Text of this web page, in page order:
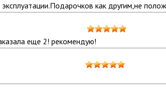
как другим,не
еще 2! рекомендую!